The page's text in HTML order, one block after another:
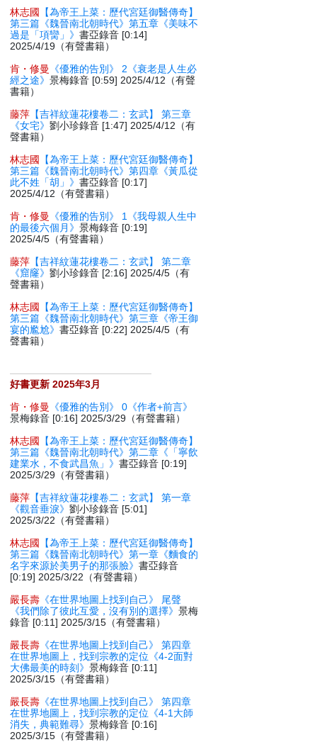
林志國
【為帝王上菜：歷代宮廷御醫傳奇】
第三篇《魏晉南北朝時代》第五章《美味不
過是「項臠」》書亞錄音 [0:14]
2025/4/19（有聲書籍）
肯・修曼
《優雅的告別》 2《衰老是人生必
經之途》景梅錄音 [0:59] 2025/4/12（有聲
書籍）
藤萍 【吉祥紋蓮花樓卷二：玄武】 第三章
《女宅》劉小珍錄音 [1:47] 2025/4/12（有
聲書籍）
林志國
【為帝王上菜：歷代宮廷御醫傳奇】
第三篇《魏晉南北朝時代》第四章《黃瓜從
此不姓「胡」》書亞錄音 [0:17]
2025/4/12（有聲書籍）
肯・修曼
《優雅的告別》 1《我母親人生中
的最後六個月》景梅錄音 [0:19]
2025/4/5（有聲書籍）
藤萍 【吉祥紋蓮花樓卷二：玄武】 第二章
《窟窿》劉小珍錄音 [2:16] 2025/4/5（有
聲書籍）
林志國
【為帝王上菜：歷代宮廷御醫傳奇】
第三篇《魏晉南北朝時代》第三章《帝王御
宴的尷尬》書亞錄音 [0:22] 2025/4/5（有
聲書籍）
好書更新 2025年3月
肯・修曼
《優雅的告別》 0《作者+前言》
景梅錄音 [0:16] 2025/3/29（有聲書籍）
林志國
【為帝王上菜：歷代宮廷御醫傳奇】
第三篇《魏晉南北朝時代》第二章《「寧飲
建業水，不食武昌魚」》書亞錄音 [0:19]
2025/3/29（有聲書籍）
藤萍 【吉祥紋蓮花樓卷二：玄武】 第一章
《觀音垂淚》劉小珍錄音 [5:01]
2025/3/22（有聲書籍）
林志國
【為帝王上菜：歷代宮廷御醫傳奇】
第三篇《魏晉南北朝時代》第一章《麵食的
名字來源於美男子的那張臉》書亞錄音
[0:19] 2025/3/22（有聲書籍）
嚴長壽 《在世界地圖上找到自己》 尾聲
《我們除了彼此互愛，沒有別的選擇》景梅
錄音 [0:11] 2025/3/15（有聲書籍）
嚴長壽 《在世界地圖上找到自己》 第四章
在世界地圖上，找到宗教的定位《4-2面對
大佛最美的時刻》景梅錄音 [0:11]
2025/3/15（有聲書籍）
嚴長壽 《在世界地圖上找到自己》 第四章
在世界地圖上，找到宗教的定位《4-1大師
消失，典範難尋》景梅錄音 [0:16]
2025/3/15（有聲書籍）